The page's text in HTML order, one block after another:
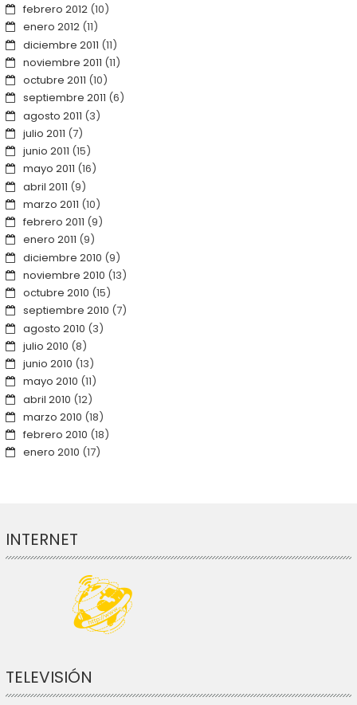
febrero 2012(10)
enero 2012(11)
diciembre 2011 (11)
noviembre 2011 (11)
octubre 2011 (10)
septiembre 2011 (6)
agosto 2011 (3)
julio 2011 (7)
junio 2011 (15)
mayo 2011 (16)
abril 2011 (9)
marzo 2011 (10)
febrero 2011 (9)
enero 2011 (9)
diciembre 2010 (9)
noviembre 2010 (13)
octubre 2010 (15)
septiembre 2010 (7)
agosto 2010 (3)
julio 2010 (8)
junio 2010 (13)
mayo 2010 (11)
abril 2010 (12)
marzo 2010 (18)
febrero 2010 (18)
enero 2010 (17)
INTERNET
TELEVISIÓN